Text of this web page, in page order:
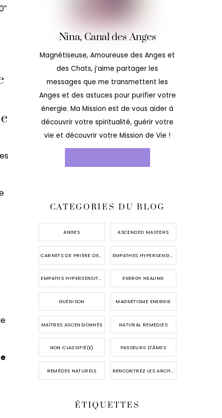
Nina, Canal des Anges
Magnétiseuse, Amoureuse des Anges et
des Chats, j’aime partager les
messages que me transmettent les
Anges et des astuces pour purifier votre
énergie. Ma Mission est de vous aider à
découvrir votre spiritualité, guérir votre
vie et découvrir votre Mission de Vie !
CATEGORIES DU BLOG
ANGES ASCENDED MASTERS
CARNETS DE PRIÈRE DES ANGES EMPATHES HYPERSENSIBLES
EMPATHS HYPERSENSITIVES ENERGY HEALING
GUÉRISON MAGNÉTISME ENERGIE
MAÎTRES ASCENSIONNÉS NATURAL REMEDIES
NON CLASSIFIÉ(E) PASSEURS D'ÂMES
REMÈDES NATURELS RENCONTREZ LES ARCHANGES
ÉTIQUETTES